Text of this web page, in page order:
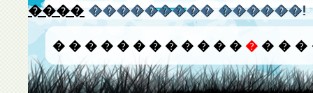
���� ��������� ������!
� � � � � � � � � � � � � � � �